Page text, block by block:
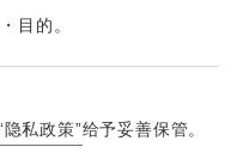
目的。
隐私政策”给予妥善保管。